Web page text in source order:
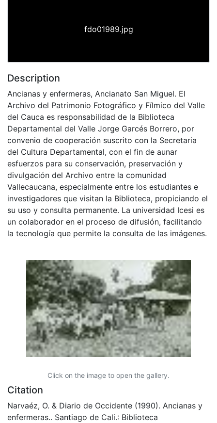
fdo01989.jpg
Description
Ancianas y enfermeras, Ancianato San Miguel. El
Archivo del Patrimonio Fotográfico y Fílmico del Valle
del Cauca es responsabilidad de la Biblioteca
Departamental del Valle Jorge Garcés Borrero, por
convenio de cooperación suscrito con la Secretaria
del Cultura Departamental, con el fin de aunar
esfuerzos para su conservación, preservación y
divulgación del Archivo entre la comunidad
Vallecaucana, especialmente entre los estudiantes e
investigadores que visitan la Biblioteca, propiciando el
su uso y consulta permanente. La universidad Icesi es
un colaborador en el proceso de difusión, facilitando
la tecnología que permite la consulta de las imágenes.
Click on the image to open the gallery.
Citation
Narvaéz, O. & Diario de Occidente (1990). Ancianas y
enfermeras.. Santiago de Cali.: Biblioteca